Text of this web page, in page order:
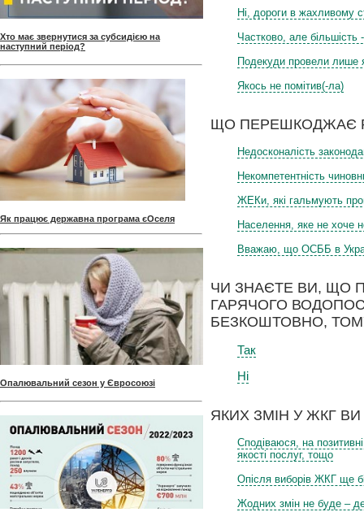
Хто має звернутися за субсидією на
наступний період?
Як працює державна програма єОселя
Опалювальний сезон у Євросоюзі
Ні, дороги в жахливому
Частково, але більшість -
Подекуди провели лише
Якось не помітив(-ла)
ЩО ПЕРЕШКОДЖАЄ
Недосконалість
Некомпетентність
ЖЕКи, які гальмують
Населення, яке не хоче
Вважаю, що ОСББ в
ЧИ ЗНАЄТЕ ВИ, ЩО
ГАРЯЧОГО
БЕЗКОШТОВНО,
Так
Ні
ЯКИХ ЗМІН У ЖКГ
Сподіваюся, на
якості послуг, тощо
Опісля виборів ЖКГ ще
Жодних змін не буде –